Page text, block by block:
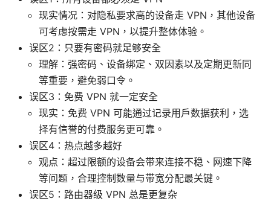
现实情况：对隐私要求高的设备走 VPN，其他设备
可考虑按需走 VPN，以提升整体体验。
误区2：只要有密码就足够安全
理解：强密码、设备绑定、双因素以及定期更新同
等重要，避免弱口令。
误区3：免费 VPN 就一定安全
现实：免费 VPN 可能通过记录用户数据获利，选
择有信誉的付费服务更可靠。
误区4：热点越多越好
观点：超过限额的设备会带来连接不稳、网速下降
等问题，合理控制数量与带宽分配最关键。
误区5：路由器级 VPN 总是更复杂